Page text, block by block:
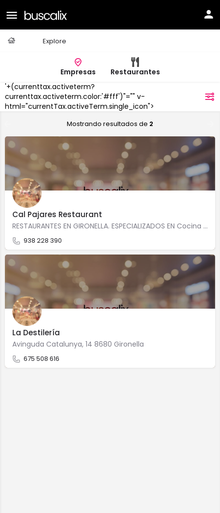
Explore
Empresas
Restaurantes
'+(currenttax.activeterm?
currenttax.activeterm.color:'#fff')"="" v-
html="currentTax.activeTerm.single_icon">
Gironella
Mostrando resultados de 2
Cal Pajares Restaurant
RESTAURANTES EN GIRONELLA. ESPECIALIZADOS EN Cocina de mercadoCocina caseraCocina catalana Precio medio:…
938 228 390
La Destilería
Avinguda Catalunya, 14 8680 Gironella
675 508 616